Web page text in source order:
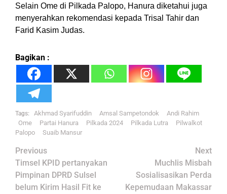
Selain Ome di Pilkada Palopo, Hanura diketahui juga
menyerahkan rekomendasi kepada Trisal Tahir dan
Farid Kasim Judas.
Bagikan :
Tags: Akhmad Syarifuddin Amsal Sampetondok
Andi Rahim
Ome
Partai Hanura Pilkada 2024 Pilkada Lutra
Pilwalkot
Palopo
Suaib Mansur
Post
navigation
Previous
Timsel KPID pertanyakan
Pimpinan DPRD Sulsel
belum Kirim Hasil Fit ke
Next
Muchlis Misbah
Sosialisasikan Perda
Kepemudaan Makassar